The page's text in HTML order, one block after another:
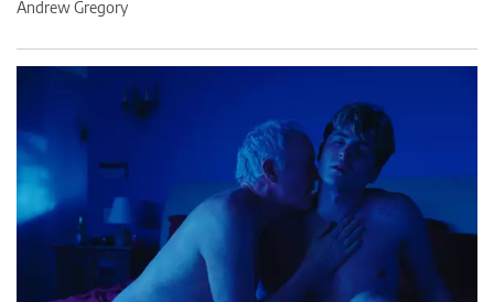
Andrew Gregory